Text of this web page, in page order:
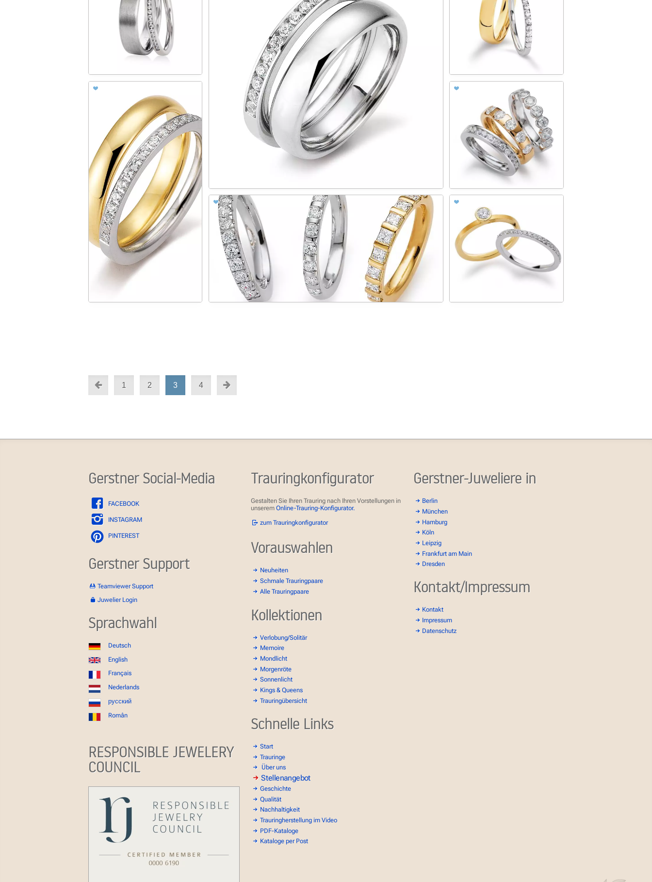
1 2 3 4
Gerstner Social-Media
FACEBOOK
INSTAGRAM
PINTEREST
Gerstner Support
Teamviewer Support
Juwelier Login
Sprachwahl
Deutsch
English
Français
Nederlands
русский
Român
RESPONSIBLE JEWELERY
COUNCIL
Trauringkonfigurator
Gestalten Sie Ihren Trauring nach Ihren Vorstellungen in
unserem Online-Trauring-Konfigurator.
zum Trauringkonfigurator
Vorauswahlen
Neuheiten
Schmale Trauringpaare
Alle Trauringpaare
Kollektionen
Verlobung/Solitär
Memoire
Mondlicht
Morgenröte
Sonnenlicht
Kings & Queens
Trauringübersicht
Schnelle Links
Start
Trauringe
Über uns
Stellenangebot
Geschichte
Qualität
Nachhaltigkeit
Trauringherstellung im Video
PDF-Kataloge
Kataloge per Post
Gerstner-Juweliere in
Berlin
München
Hamburg
Köln
Leipzig
Frankfurt am Main
Dresden
Kontakt/Impressum
Kontakt
Impressum
Datenschutz